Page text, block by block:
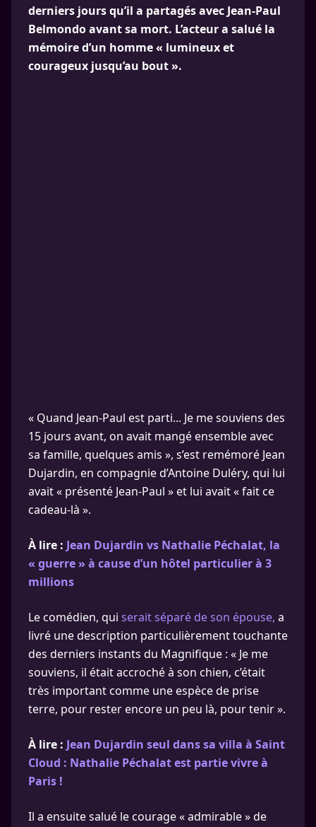
derniers jours qu’il a partagés avec Jean-Paul
Belmondo avant sa mort. L’acteur a salué la
mémoire d’un homme « lumineux et
courageux jusqu’au bout ».
« Quand Jean-Paul est parti... Je me souviens des
15 jours avant, on avait mangé ensemble avec
sa famille, quelques amis », s’est remémoré Jean
Dujardin, en compagnie d’Antoine Duléry, qui lui
avait « présenté Jean-Paul » et lui avait « fait ce
cadeau-là ».
À lire : Jean Dujardin vs Nathalie Péchalat, la
« guerre » à cause d’un hôtel particulier à 3
millions
Le comédien, qui serait séparé de son épouse, a
livré une description particulièrement touchante
des derniers instants du Magnifique : « Je me
souviens, il était accroché à son chien, c’était
très important comme une espèce de prise
terre, pour rester encore un peu là, pour tenir ».
À lire : Jean Dujardin seul dans sa villa à Saint
Cloud : Nathalie Péchalat est partie vivre à
Paris !
Il a ensuite salué le courage « admirable » de